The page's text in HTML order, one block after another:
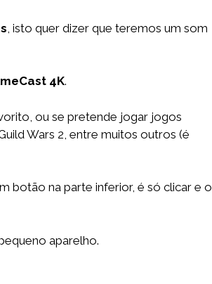
, isto quer dizer que teremos um som
4K.
ou se pretende jogar jogos
Wars 2, entre muitos outros (é
botão na parte inferior, é só clicar e o
aparelho.